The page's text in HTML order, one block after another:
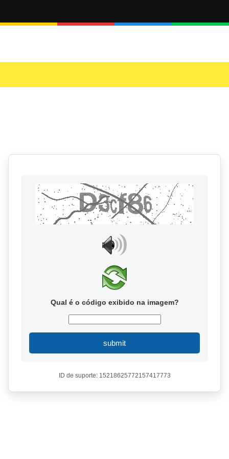
Qual é o código exibido na imagem?
submit
ID de suporte: 15218625772157417773